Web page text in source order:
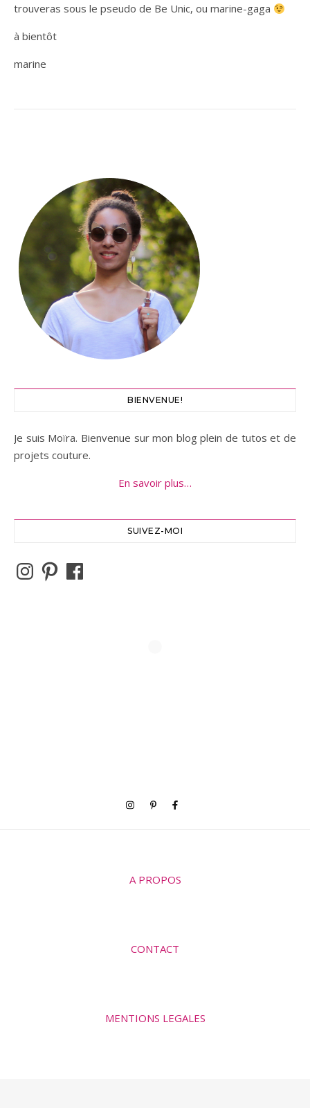
trouveras sous le pseudo de Be Unic, ou marine-gaga
à bientôt
marine
BIENVENUE!
Je suis Moïra. Bienvenue sur mon blog plein de tutos et de
projets couture.
En savoir plus…
SUIVEZ-MOI
Instagram
PinterestFacebook
A PROPOS
CONTACT
MENTIONS LEGALES